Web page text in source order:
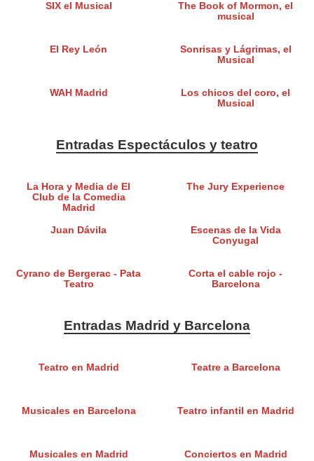
SIX el Musical
The Book of Mormon, el
musical
El Rey León
Sonrisas y Lágrimas, el
Musical
WAH Madrid
Los chicos del coro, el
Musical
Entradas Espectáculos y teatro
La Hora y Media de El
Club de la Comedia
Madrid
The Jury Experience
Juan Dávila
Escenas de la Vida
Conyugal
Cyrano de Bergerac - Pata
Teatro
Corta el cable rojo -
Barcelona
Entradas Madrid y Barcelona
Teatro en Madrid Teatre a Barcelona
Musicales en Barcelona Teatro infantil en Madrid
Musicales en Madrid Conciertos en Madrid